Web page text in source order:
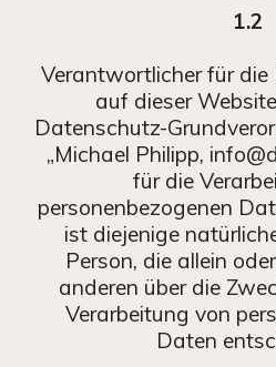
1.2
Verantwortlicher für
auf dieser
Datenschutz-
„Michael Philipp,
für die
personenbezogenen
ist diejenige
Person, die allein
anderen über die
Verarbeitung von
Daten